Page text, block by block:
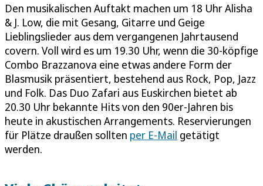
Den musikalischen Auftakt machen um 18 Uhr Alisha
& J. Low, die mit Gesang, Gitarre und Geige
Lieblingslieder aus dem vergangenen Jahrtausend
covern. Voll wird es um 19.30 Uhr, wenn die 30-köpfige
Combo Brazzanova eine etwas andere Form der
Blasmusik präsentiert, bestehend aus Rock, Pop, Jazz
und Folk. Das Duo Zafari aus Euskirchen bietet ab
20.30 Uhr bekannte Hits von den 90er-Jahren bis
heute in akustischen Arrangements. Reservierungen
für Plätze draußen sollten per E-Mail getätigt
werden.